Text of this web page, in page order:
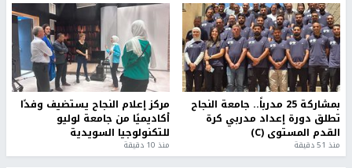
بمشاركة 25 مدرباً.. جامعة النجاح
تطلق دورة إعداد مدربي كرة
القدم المستوى (C)
منذ 51 دقيقة
مركز إعلام النجاح يستضيف وفدًا
أكاديميًا من جامعة لوليو
للتكنولوجيا السويدية
منذ 10 دقيقة